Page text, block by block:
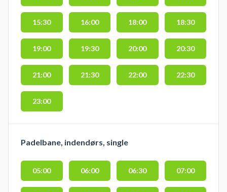
15:30 16:00 18:00 18:30
19:00 19:30 20:00 20:30
21:00 21:30 22:00 22:30
23:00
Padelbane, indendørs, single
05:00 06:00 06:30 07:00